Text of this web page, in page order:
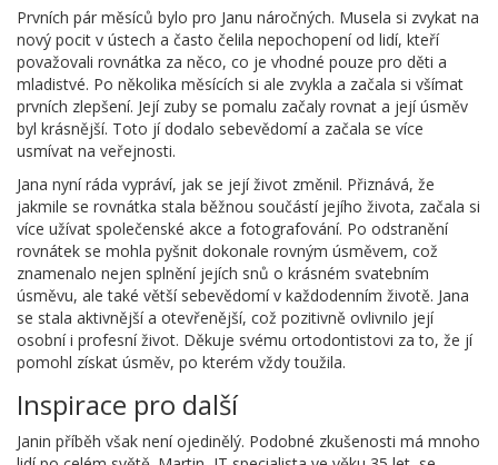
Prvních pár měsíců bylo pro Janu náročných. Musela si zvykat na
nový pocit v ústech a často čelila nepochopení od lidí, kteří
považovali rovnátka za něco, co je vhodné pouze pro děti a
mladistvé. Po několika měsících si ale zvykla a začala si všímat
prvních zlepšení. Její zuby se pomalu začaly rovnat a její úsměv
byl krásnější. Toto jí dodalo sebevědomí a začala se více
usmívat na veřejnosti.
Jana nyní ráda vypráví, jak se její život změnil. Přiznává, že
jakmile se rovnátka stala běžnou součástí jejího života, začala si
více užívat společenské akce a fotografování. Po odstranění
rovnátek se mohla pyšnit dokonale rovným úsměvem, což
znamenalo nejen splnění jejích snů o krásném svatebním
úsměvu, ale také větší sebevědomí v každodenním životě. Jana
se stala aktivnější a otevřenější, což pozitivně ovlivnilo její
osobní i profesní život. Děkuje svému ortodontistovi za to, že jí
pomohl získat úsměv, po kterém vždy toužila.
Inspirace pro další
Janin příběh však není ojedinělý. Podobné zkušenosti má mnoho